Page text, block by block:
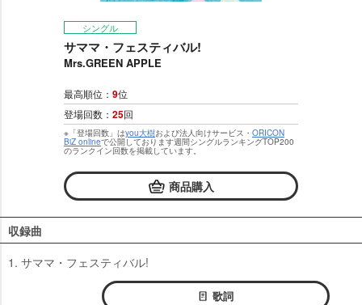
シングル
サママ・フェスティバル!
Mrs.GREEN APPLE
最高順位： 9位
登場回数： 25回
※「登場回数」はyou大樹および法人向けサービス・ ORICON
BiZ onlineで公開しております週間シングルランキングTOP200
のランクイン回数を掲載しています。
商品購入
収録曲
1. サママ・フェスティバル!
歌詞